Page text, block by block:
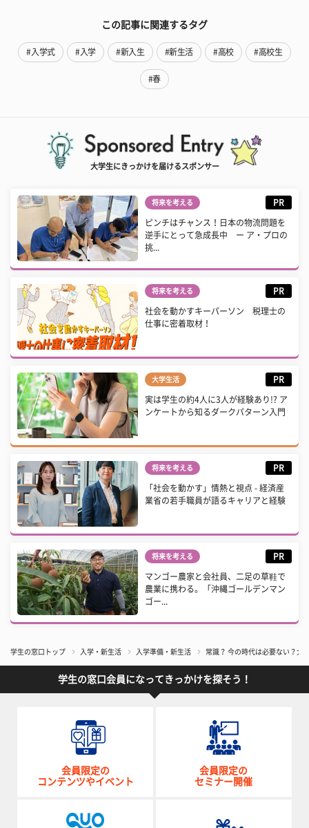
この記事に関連するタグ
#入学式 #入学 #新入生 #新生活 #高校 #高校生
#春
大学生にきっかけを届けるスポンサー
将来を考える PR
ピンチはチャンス！日本の物流問題を
逆手にとって急成長中 ー ア・プロの
挑...
将来を考える PR
社会を動かすキーパーソン 税理士の
仕事に密着取材！
大学生活 PR
実は学生の約4人に3人が経験あり!? ア
ンケートから知るダークパターン入門
将来を考える PR
「社会を動かす」情熱と視点 - 経済産
業省の若手職員が語るキャリアと経験
将来を考える PR
マンゴー農家と会社員、二足の草鞋で
農業に携わる。「沖縄ゴールデンマン
ゴー...
学生の窓口トップ 入学・新生活 入学準備・新生活 常識？ 今の時代は必要ない？大
学生の窓口会員になってきっかけを探そう！
会員限定の
コンテンツやイベント
会員限定の
セミナー開催